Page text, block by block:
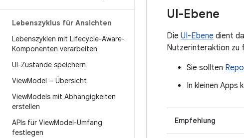
Lebenszyklus für Ansichten
Lebenszyklen mit Lifecycle-Aware-
Komponenten verarbeiten
UI-Zustände speichern
ViewModel – Übersicht
ViewModels mit Abhängigkeiten
erstellen
APIs für ViewModel-Umfang
festlegen
UI-Ebene
Die UI-Ebene dient
Nutzerinteraktion zu
Sie sollten
In kleinen Apps
Empfehlung